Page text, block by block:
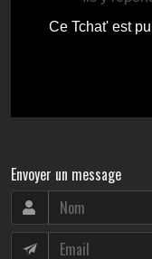
Envoyer un message